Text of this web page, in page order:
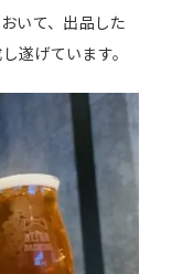
おいて、出品した
遂げています。